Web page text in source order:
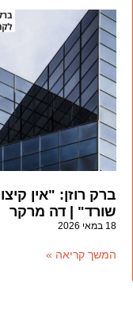
ברק רוזן: "אין
שורד" | דה מרקר
18 במאי 2026
המשך קריאה »